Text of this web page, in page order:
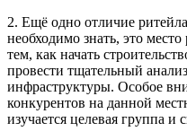
2. Ещё одно отличие
необходимо знать, это
тем, как начать
провести тщательный
инфраструктуры. Особое
конкурентов на данной
изучается целевая группа и